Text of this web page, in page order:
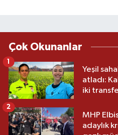
Çok Okunanlar
Yeşil
atladı:
iki
1
MHP
adaylık
2